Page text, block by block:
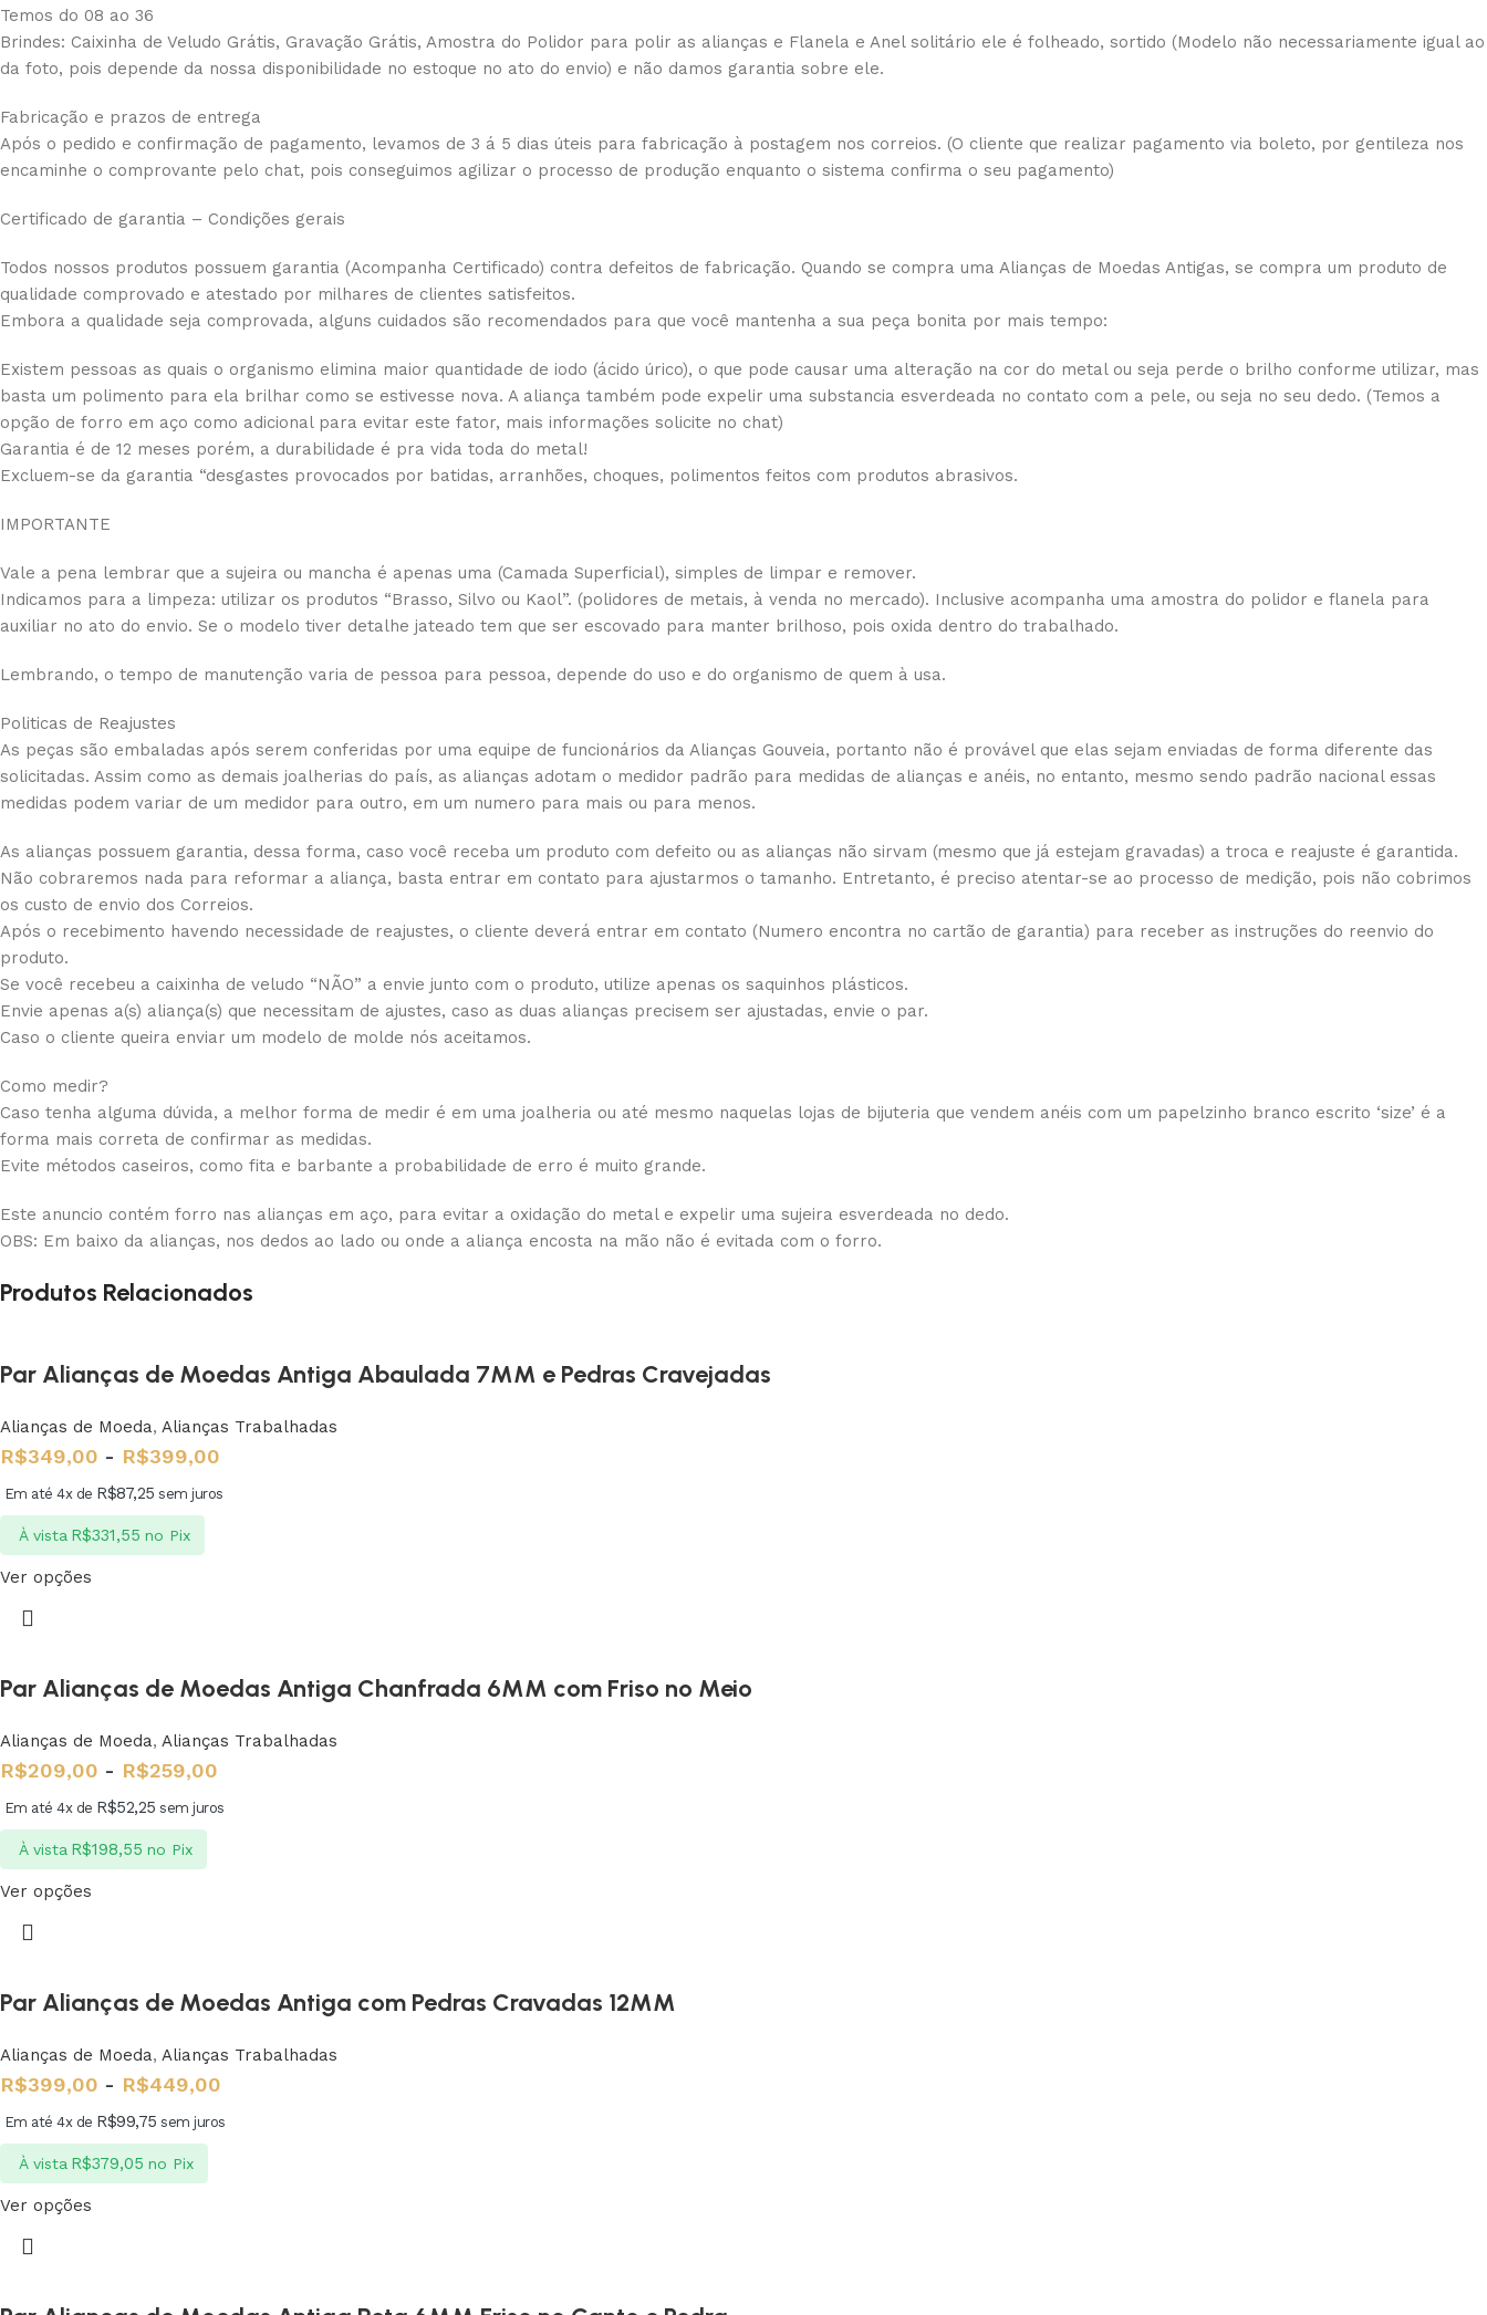
Temos do 08 ao 36
Brindes: Caixinha de Veludo Grátis, Gravação Grátis, Amostra do Polidor para polir as alianças e Flanela e Anel solitário ele é folheado, sortido (Modelo não necessariamente igual ao
da foto, pois depende da nossa disponibilidade no estoque no ato do envio) e não damos garantia sobre ele.
Fabricação e prazos de entrega
Após o pedido e confirmação de pagamento, levamos de 3 á 5 dias úteis para fabricação à postagem nos correios. (O cliente que realizar pagamento via boleto, por gentileza nos
encaminhe o comprovante pelo chat, pois conseguimos agilizar o processo de produção enquanto o sistema confirma o seu pagamento)
Certificado de garantia – Condições gerais
Todos nossos produtos possuem garantia (Acompanha Certificado) contra defeitos de fabricação. Quando se compra uma Alianças de Moedas Antigas, se compra um produto de
qualidade comprovado e atestado por milhares de clientes satisfeitos.
Embora a qualidade seja comprovada, alguns cuidados são recomendados para que você mantenha a sua peça bonita por mais tempo:
Existem pessoas as quais o organismo elimina maior quantidade de iodo (ácido úrico), o que pode causar uma alteração na cor do metal ou seja perde o brilho conforme utilizar, mas
basta um polimento para ela brilhar como se estivesse nova. A aliança também pode expelir uma substancia esverdeada no contato com a pele, ou seja no seu dedo. (Temos a
opção de forro em aço como adicional para evitar este fator, mais informações solicite no chat)
Garantia é de 12 meses porém, a durabilidade é pra vida toda do metal!
Excluem-se da garantia “desgastes provocados por batidas, arranhões, choques, polimentos feitos com produtos abrasivos.
IMPORTANTE
Vale a pena lembrar que a sujeira ou mancha é apenas uma (Camada Superficial), simples de limpar e remover.
Indicamos para a limpeza: utilizar os produtos “Brasso, Silvo ou Kaol”. (polidores de metais, à venda no mercado). Inclusive acompanha uma amostra do polidor e flanela para
auxiliar no ato do envio. Se o modelo tiver detalhe jateado tem que ser escovado para manter brilhoso, pois oxida dentro do trabalhado.
Lembrando, o tempo de manutenção varia de pessoa para pessoa, depende do uso e do organismo de quem à usa.
Politicas de Reajustes
As peças são embaladas após serem conferidas por uma equipe de funcionários da Alianças Gouveia, portanto não é provável que elas sejam enviadas de forma diferente das
solicitadas. Assim como as demais joalherias do país, as alianças adotam o medidor padrão para medidas de alianças e anéis, no entanto, mesmo sendo padrão nacional essas
medidas podem variar de um medidor para outro, em um numero para mais ou para menos.
As alianças possuem garantia, dessa forma, caso você receba um produto com defeito ou as alianças não sirvam (mesmo que já estejam gravadas) a troca e reajuste é garantida.
Não cobraremos nada para reformar a aliança, basta entrar em contato para ajustarmos o tamanho. Entretanto, é preciso atentar-se ao processo de medição, pois não cobrimos
os custo de envio dos Correios.
Após o recebimento havendo necessidade de reajustes, o cliente deverá entrar em contato (Numero encontra no cartão de garantia) para receber as instruções do reenvio do
produto.
Se você recebeu a caixinha de veludo “NÃO” a envie junto com o produto, utilize apenas os saquinhos plásticos.
Envie apenas a(s) aliança(s) que necessitam de ajustes, caso as duas alianças precisem ser ajustadas, envie o par.
Caso o cliente queira enviar um modelo de molde nós aceitamos.
Como medir?
Caso tenha alguma dúvida, a melhor forma de medir é em uma joalheria ou até mesmo naquelas lojas de bijuteria que vendem anéis com um papelzinho branco escrito ‘size’ é a
forma mais correta de confirmar as medidas.
Evite métodos caseiros, como fita e barbante a probabilidade de erro é muito grande.
Este anuncio contém forro nas alianças em aço, para evitar a oxidação do metal e expelir uma sujeira esverdeada no dedo.
OBS: Em baixo da alianças, nos dedos ao lado ou onde a aliança encosta na mão não é evitada com o forro.
Produtos Relacionados
Par Alianças de Moedas Antiga Abaulada 7MM e Pedras Cravejadas
Alianças de Moeda, Alianças Trabalhadas
R$349,00 - R$399,00
Em até 4x de R$87,25 sem juros
À vista R$331,55 no Pix
Ver opções
Par Alianças de Moedas Antiga Chanfrada 6MM com Friso no Meio
Alianças de Moeda, Alianças Trabalhadas
R$209,00 - R$259,00
Em até 4x de R$52,25 sem juros
À vista R$198,55 no Pix
Ver opções
Par Alianças de Moedas Antiga com Pedras Cravadas 12MM
Alianças de Moeda, Alianças Trabalhadas
R$399,00 - R$449,00
Em até 4x de R$99,75 sem juros
À vista R$379,05 no Pix
Ver opções